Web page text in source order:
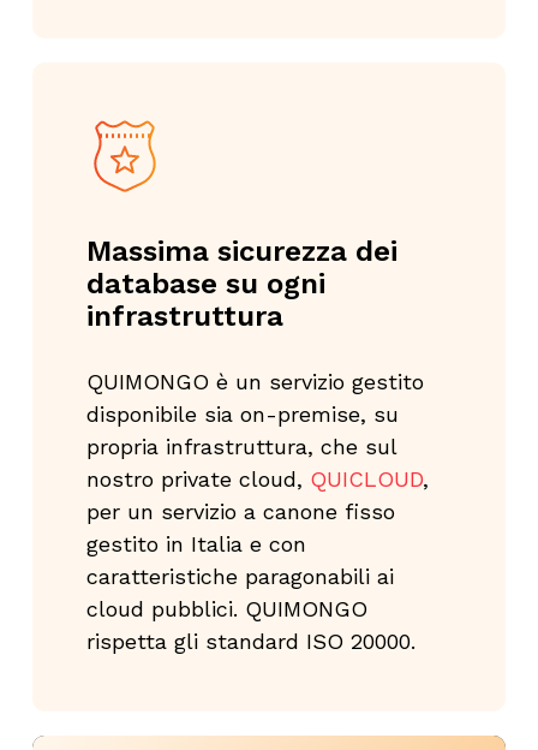
Massima sicurezza dei
database su ogni
infrastruttura
QUIMONGO è un servizio gestito
disponibile sia on-premise, su
propria infrastruttura, che sul
nostro private cloud, QUICLOUD,
per un servizio a canone fisso
gestito in Italia e con
caratteristiche paragonabili ai
cloud pubblici. QUIMONGO
rispetta gli standard ISO 20000.